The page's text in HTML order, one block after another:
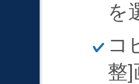
を
コ
整